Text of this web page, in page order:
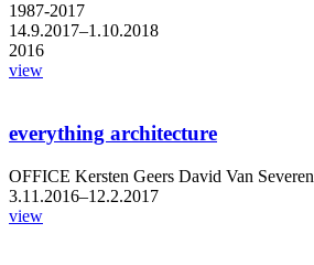
1987-2017
14.9.2017–1.10.2018
2016
view
everything architecture
OFFICE Kersten Geers David Van Severen
3.11.2016–12.2.2017
view